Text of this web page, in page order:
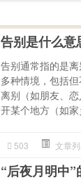
告别是什么意
告别通常指的是
多种情境，包括
离别（如朋友、
开某个地方（如
503 文章
“后夜月明中